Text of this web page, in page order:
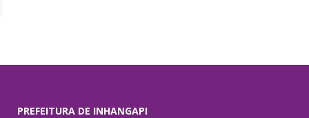
PREFEITURA DE INHANGAPI